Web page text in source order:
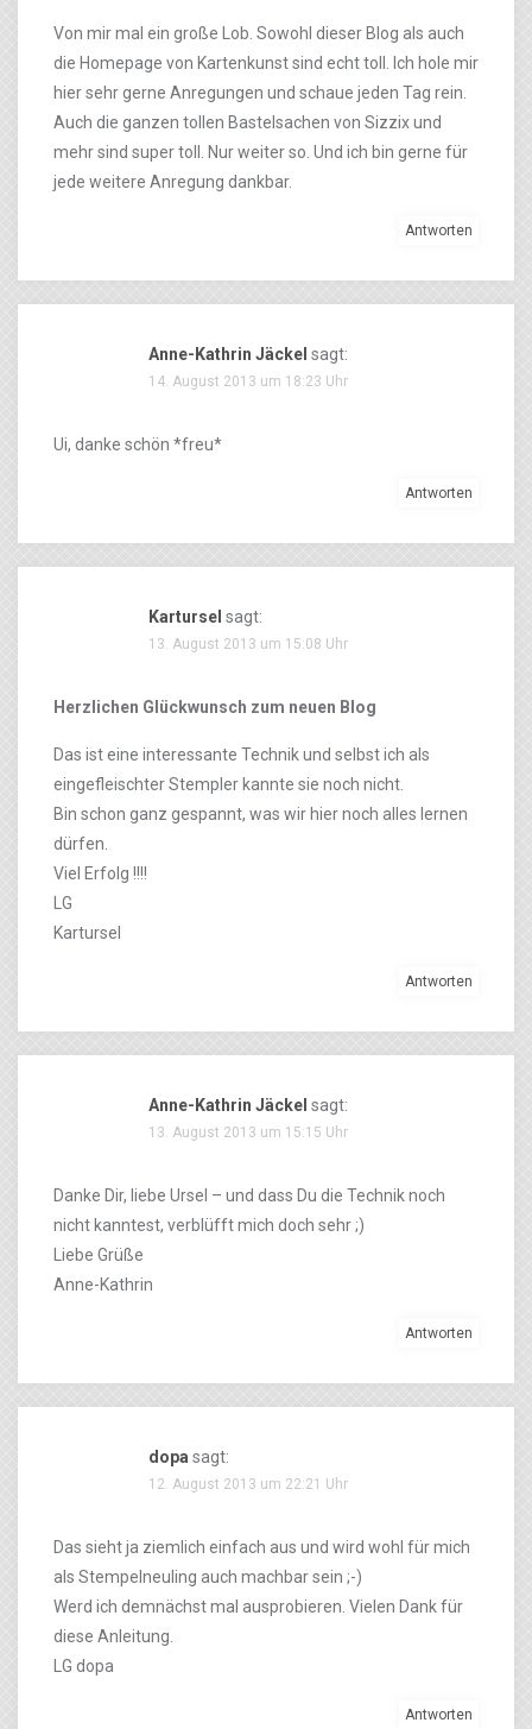
Von mir mal ein große Lob. Sowohl dieser Blog als auch
die Homepage von Kartenkunst sind echt toll. Ich hole mir
hier sehr gerne Anregungen und schaue jeden Tag rein.
Auch die ganzen tollen Bastelsachen von Sizzix und
mehr sind super toll. Nur weiter so. Und ich bin gerne für
jede weitere Anregung dankbar.
Antworten
Anne-Kathrin Jäckel sagt:
14. August 2013 um 18:23 Uhr
Ui, danke schön *freu*
Antworten
Kartursel sagt:
13. August 2013 um 15:08 Uhr
Herzlichen Glückwunsch zum neuen Blog
Das ist eine interessante Technik und selbst ich als
eingefleischter Stempler kannte sie noch nicht.
Bin schon ganz gespannt, was wir hier noch alles lernen
dürfen.
Viel Erfolg !!!!
LG
Kartursel
Antworten
Anne-Kathrin Jäckel sagt:
13. August 2013 um 15:15 Uhr
Danke Dir, liebe Ursel – und dass Du die Technik noch
nicht kanntest, verblüfft mich doch sehr ;)
Liebe Grüße
Anne-Kathrin
Antworten
dopa sagt:
12. August 2013 um 22:21 Uhr
Das sieht ja ziemlich einfach aus und wird wohl für mich
als Stempelneuling auch machbar sein ;-)
Werd ich demnächst mal ausprobieren. Vielen Dank für
diese Anleitung.
LG dopa
Antworten